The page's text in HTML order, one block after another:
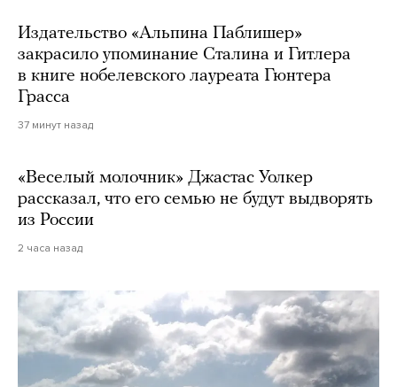
Издательство «Альпина Паблишер»
закрасило упоминание Сталина и Гитлера
в книге нобелевского лауреата Гюнтера
Грасса
37 минут назад
«Веселый молочник» Джастас Уолкер
рассказал, что его семью не будут выдворять
из России
2 часа назад